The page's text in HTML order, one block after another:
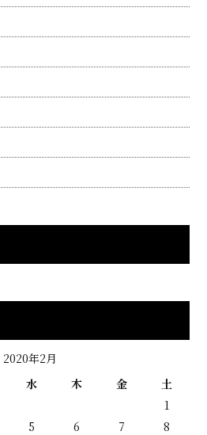
2020年2月
水 木 金
土
1
5 6 7 8